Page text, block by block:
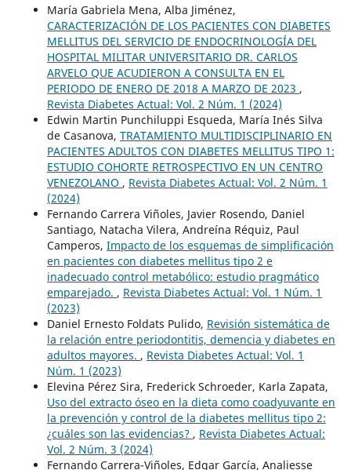
María Gabriela Mena, Alba Jiménez,
CARACTERIZACIÓN DE LOS PACIENTES CON DIABETES
MELLITUS DEL SERVICIO DE ENDOCRINOLOGÍA DEL
HOSPITAL MILITAR UNIVERSITARIO DR. CARLOS
ARVELO QUE ACUDIERON A CONSULTA EN EL
PERIODO DE ENERO DE 2018 A MARZO DE 2023 ,
Revista Diabetes Actual: Vol. 2 Núm. 1 (2024)
Edwin Martin Punchiluppi Esqueda, María Inés Silva
de Casanova, TRATAMIENTO MULTIDISCIPLINARIO EN
PACIENTES ADULTOS CON DIABETES MELLITUS TIPO 1:
ESTUDIO COHORTE RETROSPECTIVO EN UN CENTRO
VENEZOLANO , Revista Diabetes Actual: Vol. 2 Núm. 1
(2024)
Fernando Carrera Viñoles, Javier Rosendo, Daniel
Santiago, Natacha Vilera, Andreína Réquiz, Paul
Camperos, Impacto de los esquemas de simplificación
en pacientes con diabetes mellitus tipo 2 e
inadecuado control metabólico: estudio pragmático
emparejado. , Revista Diabetes Actual: Vol. 1 Núm. 1
(2023)
Daniel Ernesto Foldats Pulido, Revisión sistemática de
la relación entre periodontitis, demencia y diabetes en
adultos mayores. , Revista Diabetes Actual: Vol. 1
Núm. 1 (2023)
Elevina Pérez Sira, Frederick Schroeder, Karla Zapata,
Uso del extracto óseo en la dieta como coadyuvante en
la prevención y control de la diabetes mellitus tipo 2:
¿cuáles son las evidencias? , Revista Diabetes Actual:
Vol. 2 Núm. 3 (2024)
Fernando Carrera-Viñoles, Edgar García, Analiesse